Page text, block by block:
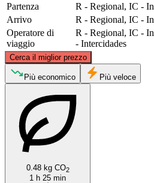
Partenza
R - Regional, IC -
Arrivo
R - Regional, IC -
Operatore di
viaggio
R - Regional, IC -
- Intercidades
Cerca il miglior prezzo
Lisbon
Più economico Più veloce
0.48 kg CO2
1 h 25 min